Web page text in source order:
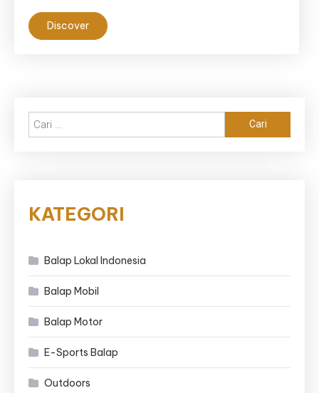
Discover
untuk:
KATEGORI
Balap Lokal Indonesia
Balap Mobil
Balap Motor
E-Sports Balap
Outdoors